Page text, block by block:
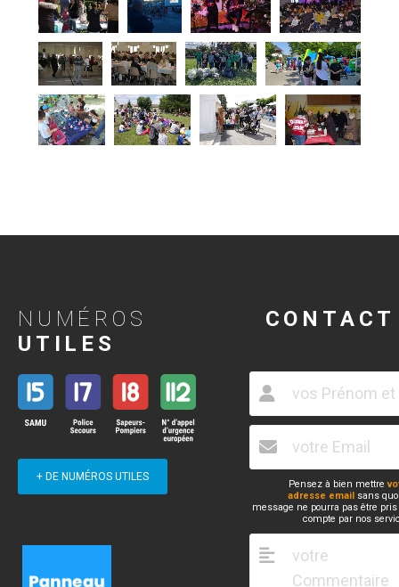
NUMÉROS
UTILES
+ DE NUMÉROS UTILES
CONTACT
Pensez à bien mettre
adresse email sans
message ne pourra pas être
compte par nos